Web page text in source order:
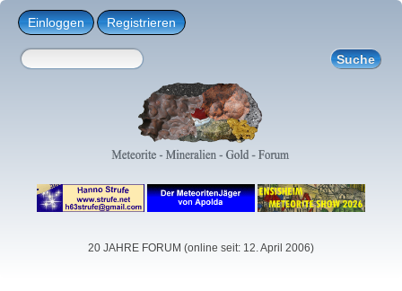
Einloggen Registrieren
20 JAHRE FORUM (online seit: 12. April 2006)